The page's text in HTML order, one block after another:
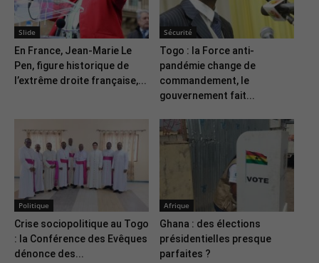
Slide
En France, Jean-Marie Le
Pen, figure historique de
l’extrême droite française,...
Sécurité
Togo : la Force anti-
pandémie change de
commandement, le
gouvernement fait...
Politique
Crise sociopolitique au Togo
: la Conférence des Evêques
dénonce des...
Afrique
Ghana : des élections
présidentielles presque
parfaites ?